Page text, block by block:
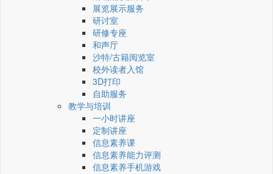
展览展示服务
研讨室
研修专座
和声厅
沙特/古籍阅览室
校外读者入馆
3D打印
自助服务
教学与培训
一小时讲座
定制讲座
信息素养课
信息素养能力评测
信息素养手机游戏